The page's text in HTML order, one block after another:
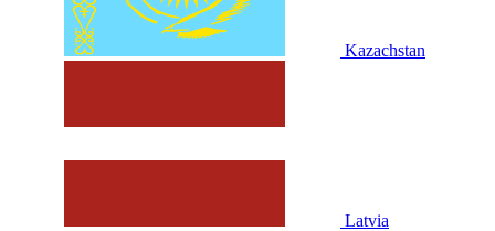
Kazachstan
Latvia